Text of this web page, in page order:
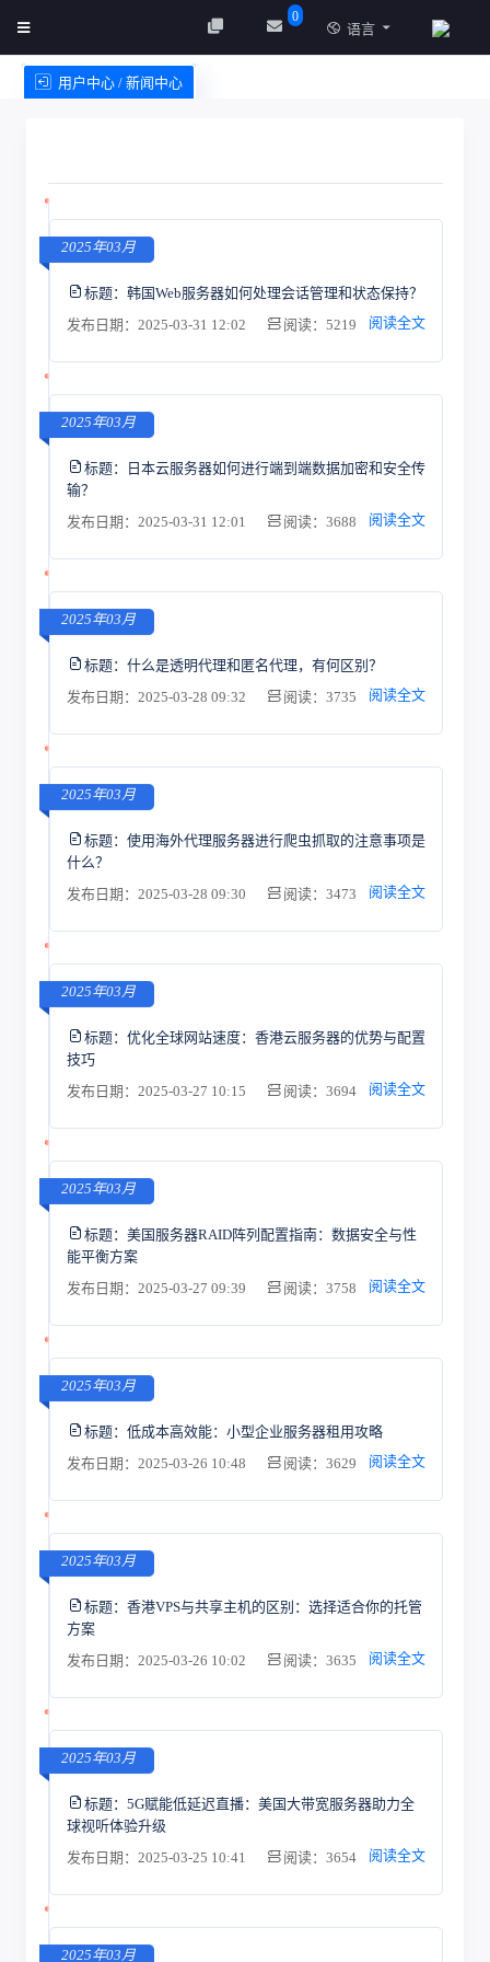
0
语言
用户中心 / 新闻中心
2025年03月
标题： 韩国Web服务器如何处理会话管理和状态保持？
发布日期：2025-03-31 12:02
阅读：5219 阅读全文
2025年03月
标题：
日本云服务器如何进行端到端数据加密和安全传
输？
发布日期：2025-03-31 12:01
阅读：3688 阅读全文
2025年03月
标题： 什么是透明代理和匿名代理，有何区别？
发布日期：2025-03-28 09:32
阅读：3735 阅读全文
2025年03月
标题： 使用海外代理服务器进行爬虫抓取的注意事项是
什么？
发布日期：2025-03-28 09:30
阅读：3473 阅读全文
2025年03月
标题： 优化全球网站速度：香港云服务器的优势与配置
技巧
发布日期：2025-03-27 10:15
阅读：3694 阅读全文
2025年03月
标题： 美国服务器RAID阵列配置指南：数据安全与性
能平衡方案
发布日期：2025-03-27 09:39
阅读：3758 阅读全文
2025年03月
标题： 低成本高效能：小型企业服务器租用攻略
发布日期：2025-03-26 10:48
阅读：3629 阅读全文
2025年03月
标题： 香港VPS与共享主机的区别：选择适合你的托管
方案
发布日期：2025-03-26 10:02
阅读：3635 阅读全文
2025年03月
标题： 5G赋能低延迟直播：美国大带宽服务器助力全
球视听体验升级
发布日期：2025-03-25 10:41
阅读：3654 阅读全文
2025年03月